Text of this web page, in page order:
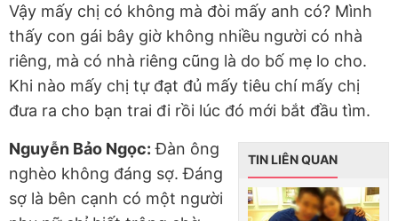
Vậy mấy chị có không mà đòi mấy anh có? Mình
thấy con gái bây giờ không nhiều người có nhà
riêng, mà có nhà riêng cũng là do bố mẹ lo cho.
Khi nào mấy chị tự đạt đủ mấy tiêu chí mấy chị
đưa ra cho bạn trai đi rồi lúc đó mới bắt đầu tìm.
TIN LIÊN QUAN
Nguyễn Bảo Ngọc: Đàn ông
nghèo không đáng sợ. Đáng
sợ là bên cạnh có một người